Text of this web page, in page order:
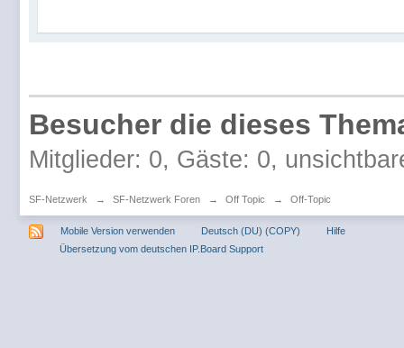
Besucher die dieses
Mitglieder: 0, Gäste: 0,
SF-Netzwerk → SF-Netzwerk Foren → Off Topic → Off-Topic
Mobile Version verwenden Deutsch (DU) (COPY)
Hilfe
Übersetzung vom deutschen IP.Board Support